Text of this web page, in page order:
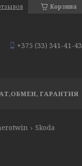
Корзина
+375 (33) 341-41-43
ГАРАНТИЯ
Skoda